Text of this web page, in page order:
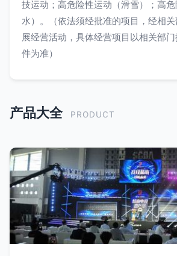
技运动；高危险性运动（滑雪）；高
水）。（依法须经批准的项目，经相
展经营活动，具体经营项目以相关部
件为准）
产品大全 PRODUCT